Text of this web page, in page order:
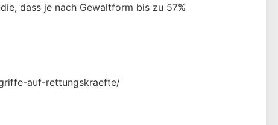
dass je nach Gewaltform bis zu 57%
auf-rettungskraefte/